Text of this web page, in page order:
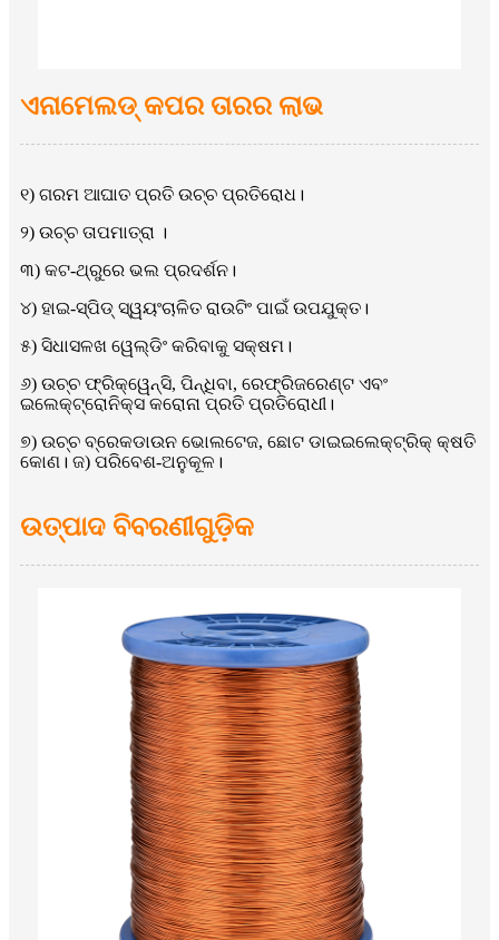
ଏନାମେଲଡ୍ କପର ତାରର ଲାଭ
୧) ଗରମ ଆଘାତ ପ୍ରତି ଉଚ୍ଚ ପ୍ରତିରୋଧ।
୨) ଉଚ୍ଚ ତାପମାତ୍ରା ।
୩) କଟ-ଥ୍ରୁରେ ଭଲ ପ୍ରଦର୍ଶନ।
୪) ହାଇ-ସ୍ପିଡ୍ ସ୍ୱୟଂଚାଳିତ ରାଉଟିଂ ପାଇଁ ଉପଯୁକ୍ତ।
୫) ସିଧାସଳଖ ୱେଲ୍ଡିଂ କରିବାକୁ ସକ୍ଷମ।
୬) ଉଚ୍ଚ ଫ୍ରିକ୍ୱେନ୍ସି, ପିନ୍ଧିବା, ରେଫ୍ରିଜରେଣ୍ଟ ଏବଂ
ଇଲେକ୍ଟ୍ରୋନିକ୍ସ କରୋନା ପ୍ରତି ପ୍ରତିରୋଧୀ।
୭) ଉଚ୍ଚ ବ୍ରେକଡାଉନ ଭୋଲଟେଜ, ଛୋଟ ଡାଇଇଲେକ୍ଟ୍ରିକ୍ କ୍ଷତି
କୋଣ। ଜ) ପରିବେଶ-ଅନୁକୂଳ।
ଉତ୍ପାଦ ବିବରଣୀଗୁଡ଼ିକ